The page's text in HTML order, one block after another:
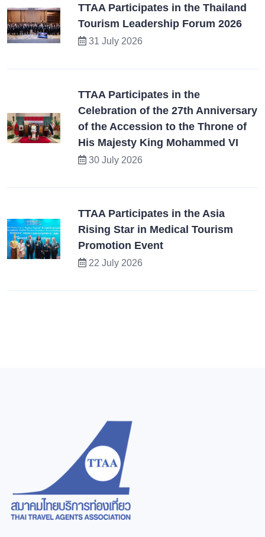
TTAA Participates in the Thailand
Tourism Leadership Forum 2026
31 July 2026
TTAA Participates in the
Celebration of the 27th Anniversary
of the Accession to the Throne of
His Majesty King Mohammed VI
30 July 2026
TTAA Participates in the Asia
Rising Star in Medical Tourism
Promotion Event
22 July 2026